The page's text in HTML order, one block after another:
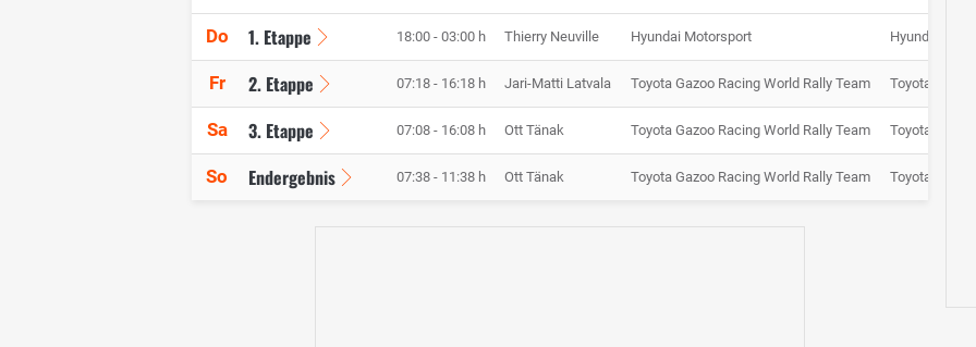
Do 1. Etappe 18:00 - 03:00 h Thierry Neuville Hyundai Motorsport Hyundai
Fr 2. Etappe 07:18 - 16:18 h Jari-Matti Latvala Toyota Gazoo Racing World Rally Team Toyota
Sa 3. Etappe 07:08 - 16:08 h Ott Tänak Toyota Gazoo Racing World Rally Team Toyota
So Endergebnis 07:38 - 11:38 h Ott Tänak Toyota Gazoo Racing World Rally Team Toyota